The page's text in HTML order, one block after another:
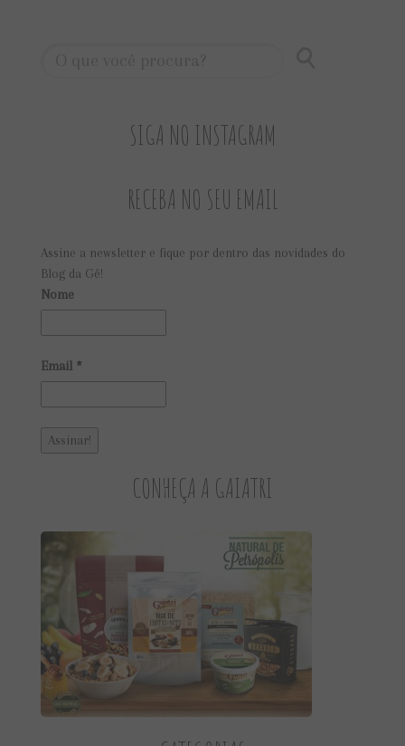
SIGA NO INSTAGRAM
RECEBA NO SEU EMAIL
Assine a newsletter e fique por dentro das novidades do
Blog da Gê!
Nome
Email *
CONHEÇA A GAIATRI